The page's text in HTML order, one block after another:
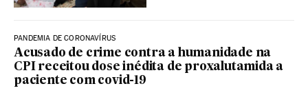
PANDEMIA DE CORONAVÍRUS
Acusado de crime contra a humanidade na
CPI receitou dose inédita de proxalutamida a
paciente com covid-19